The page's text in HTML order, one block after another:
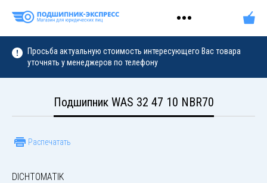
Просьба актуальную стоимость интересующего Вас товара
уточнять у менеджеров по телефону
Подшипник WAS 32 47 10 NBR70
Распечатать
DICHTOMATIK